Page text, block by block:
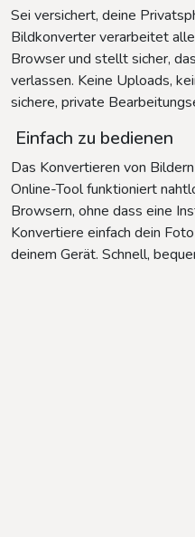
Sei versichert, deine
Bildkonverter verarbeitet
Browser und stellt sicher,
verlassen. Keine Uploads,
sichere, private
Einfach zu bedienen
Das Konvertieren von
Online-Tool funktioniert
Browsern, ohne dass eine
Konvertiere einfach dein
deinem Gerät. Schnell,